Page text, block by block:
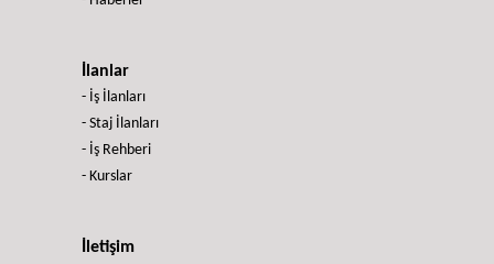
İlanlar
- İş İlanları
- Staj İlanları
- İş Rehberi
- Kurslar
İletişim